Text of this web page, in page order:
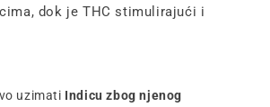
dok je THC stimulirajući i
uzimati Indicu zbog njenog